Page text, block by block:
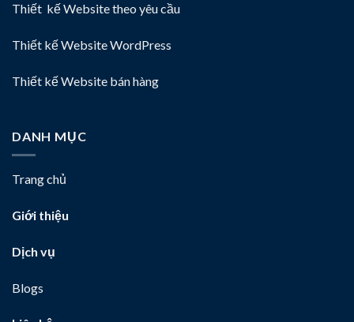
Thiết kế Website theo yêu cầu
Thiết kế Website WordPress
Thiết kế Website bán hàng
DANH MỤC
Trang chủ
Giới thiệu
Dịch vụ
Blogs